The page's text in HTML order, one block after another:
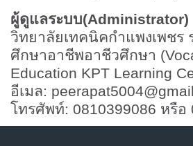
ผู้ดูแลระบบ(Administrator)
วิทยาลัยเทคนิคกำแพงเพชร
ศึกษาอาชีพอาชีวศึกษา (
Education KPT Learning
อีเมล:
โทรศัพท์: 0810399086 หรือ
ล็อค